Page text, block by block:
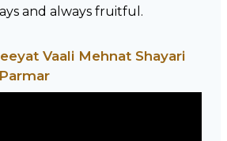
and always fruitful.
Vaali Mehnat Shayari